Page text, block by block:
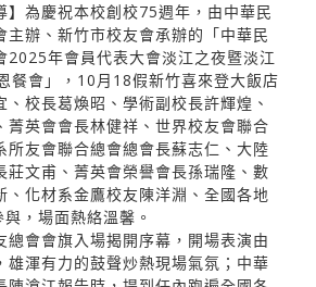
為慶祝本校創校75週年，由中華民
主辦、新竹市校友會承辦的「中華民
2025年會員代表大會淡江之夜暨淡江
餐會」，10月18假新竹喜來登大飯店
校長葛煥昭、學術副校長許輝煌、
菁英會會長林健祥、世界校友會聯合
所友會聯合總會總會長蘇志仁、大陸
莊文甫、菁英會榮譽會長孫瑞隆、數
、化材系金鷹校友陳洋淵、全國各地
，場面熱絡溫馨。
會會旗入場揭開序幕，開場表演由
雄渾有力的鼓聲炒熱現場氣氛；中華